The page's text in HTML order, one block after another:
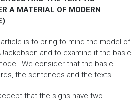
A MATERIAL OF MODERN
is to bring to mind the model of
and to examine if the basic
We consider that the basic
the sentences and the texts.
that the signs have two